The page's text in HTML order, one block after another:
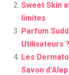
Sweet Skin
limites
Parfum
Utilisateurs ?
Les
Savon d’Alep